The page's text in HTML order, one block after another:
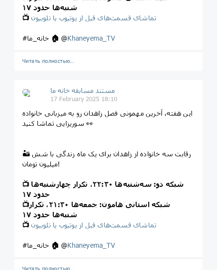
شنبه‌ها حدود ۱۷
📺 تماشای قسمت‌های قبل از یوتیوب یا تلوبیون
🏠 @Khaneyema_TV
Читать полностью…
مستند مسابقه خانه ما
17 February 2025 18:10
این هفته، آخرین مهمونی فصل زاهدان رو به میزبانی خانواده
سوریزایی تماشا کنید 👀
🏜 رقابت سه خانواده از زاهدان برای یک ماه زندگی با شش
میلیون تومان!
📺
حدود ۱۷
📺شبکه استانی هامون: جمعه‌ها ۲۱:۳۰، تکرار
شنبه‌ها حدود ۱۷
📺 تماشای قسمت‌های قبل از یوتیوب یا تلوبیون
🏠 @Khaneyema_TV
Читать полностью…